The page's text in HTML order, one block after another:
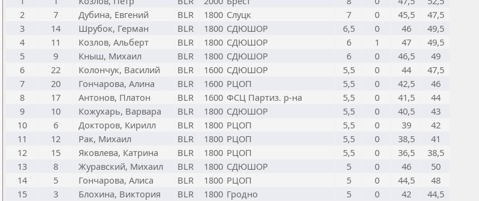
2
7 Дубина, Евгений BLR 1800 Слуцк 7 0 45,5
47,5
3
14 Шрубок, Герман BLR 1800 СДЮШОР 6,5 0 46
49,5
4
11 Козлов, Альберт BLR 1800 СДЮШОР 6 1 47
49,5
5
9 Кныш, Михаил BLR 1800 СДЮШОР 6 0 46,5
49
6
22 Колончук, Василий BLR 1600 СДЮШОР 5,5 0 44
47,5
7
20 Гончарова, Алина BLR 1600 РЦОП 5,5 0 42,5
46
8
17 Антонов, Платон BLR 1600 ФСЦ Партиз. р-на 5,5 0 41,5
44
9
10 Кожухарь, Варвара BLR 1800 СДЮШОР 5,5 0 40,5
43
10
6 Докторов, Кирилл BLR 1800 РЦОП 5,5 0 39
42
11
12 Рак, Михаил BLR 1800 РЦОП 5,5 0 38,5
41
12
15 Яковлева, Катрина BLR 1800 РЦОП 5,5 0 36,5
38,5
13
8 Журавский, Михаил BLR 1800 СДЮШОР 5 0 46
50
14
5 Гончарова, Алиса BLR 1800 РЦОП 5 0 44,5
48
15
3 Блохина, Виктория BLR 1800 Гродно 5 0 42
44,5